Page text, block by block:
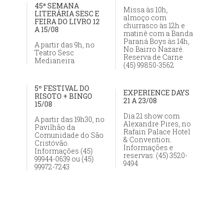
Missa às 10h,
almoço com
churrasco às 12h e
matinê com a Banda
Paraná Boys às 14h,
No Bairro Nazaré.
Reserva de Carne
(45) 99850-3562
45ª SEMANA
LITERÁRIA SESC E
FEIRA DO LIVRO 12
A 15/08
A partir das 9h, no
Teatro Sesc
Medianeira
5º FESTIVAL DO
RISOTO + BINGO
15/08
A partir das 19h30, no
Pavilhão da
Comunidade do São
Cristóvão.
Informações (45)
99944-0639 ou (45)
99972-7243
EXPERIENCE DAYS
21 A 23/08
Dia 21 show com
Alexandre Pires, no
Rafain Palace Hotel
& Convention.
Informações e
reservas: (45) 3520-
9494